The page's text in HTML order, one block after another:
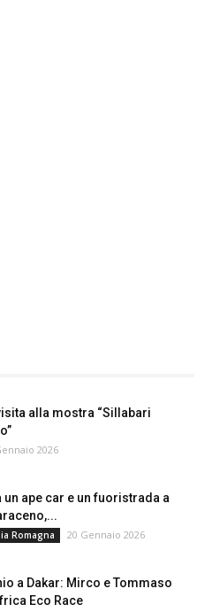
alla mostra “Sillabari
2026
ape car e un fuoristrada a
Romagna 20 Gennaio 2026
a Dakar: Mirco e Tommaso
Eco Race